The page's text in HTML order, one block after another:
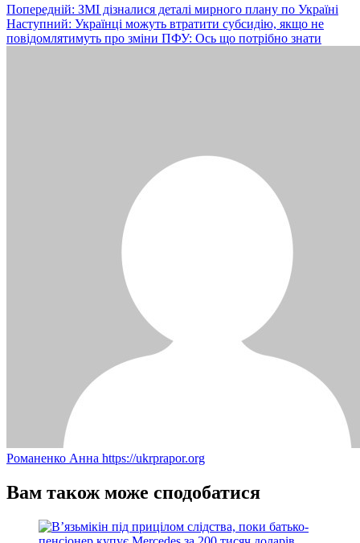
Навігація
записів
Попередній: ЗМІ дізналися деталі мирного плану по Україні
Наступний: Українці можуть втратити субсидію, якщо не
повідомлятимуть про зміни ПФУ: Ось що потрібно знати
Романенко Анна https://ukrprapor.org
Вам також може сподобатися